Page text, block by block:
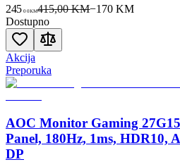
245 00KM415,00 KM−170 KM
Dostupno
Akcija
Preporuka
AOC Monitor Gaming
Panel, 180Hz, 1ms, HDR10,
DP